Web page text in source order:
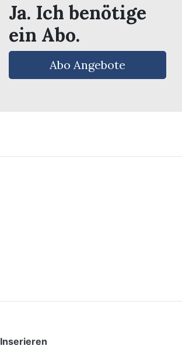
Ja. Ich benötige
ein Abo.
Abo Angebote
Inserieren